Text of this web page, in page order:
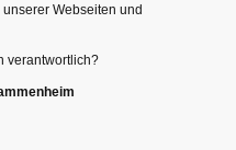
Webseiten und
verantwortlich?